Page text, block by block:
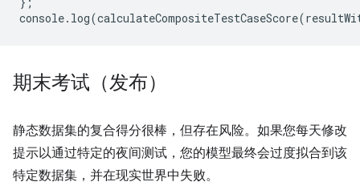
console. log(calculateCompositeTestCaseScore(
期末考试（发布）
静态数据集的复合得分很棒，但存在风险。如果您每天修改
提示以通过特定的夜间测试，您的模型最终会过度拟合到该
特定数据集，并在现实世界中失败。